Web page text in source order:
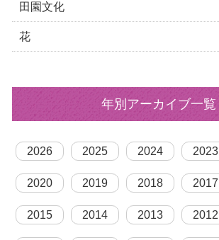
田園文化
花
年別アーカイブ一覧
2026 2025 2024 2023
2020 2019 2018 2017
2015 2014 2013 2012